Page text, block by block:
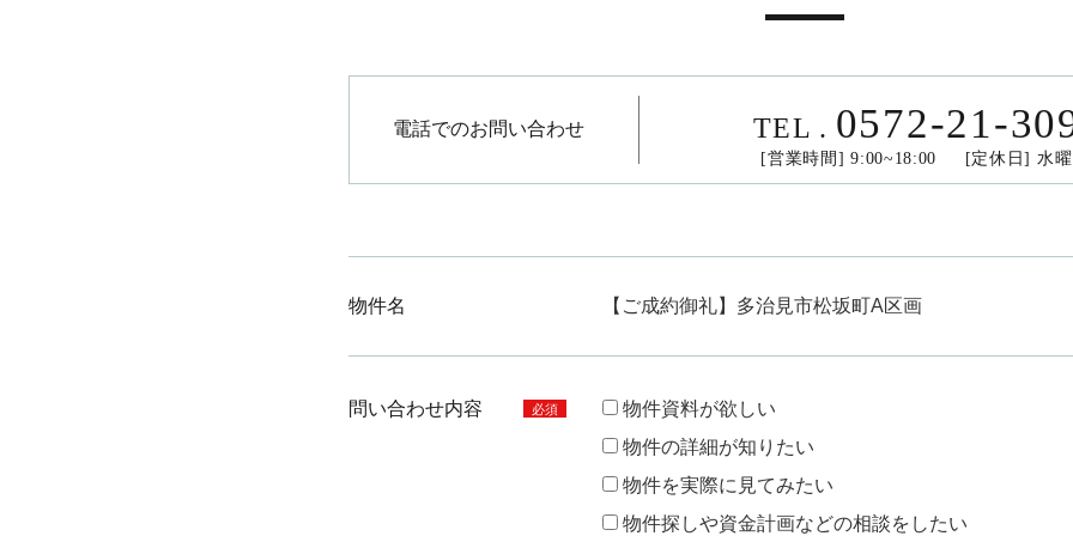
電話でのお問い合わせ TEL . 0572-21-
[営業時間] 9:00~18:00 [定休日] 水曜
物件名 【ご成約御礼】多治見市松坂町A区画
問い合わせ内容 必須
物件資料が欲しい
物件の詳細が知りたい
物件を実際に見てみたい
物件探しや資金計画などの相談をしたい